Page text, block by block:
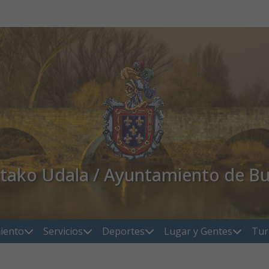
Udala / Ayuntamiento de
Servicios Deportes Lugar y Gentes